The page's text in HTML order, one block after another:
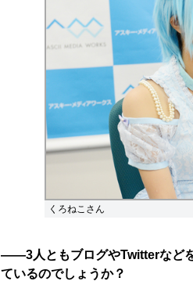
くろねこさん
――3人ともブログやTwitterなど
ているのでしょうか？